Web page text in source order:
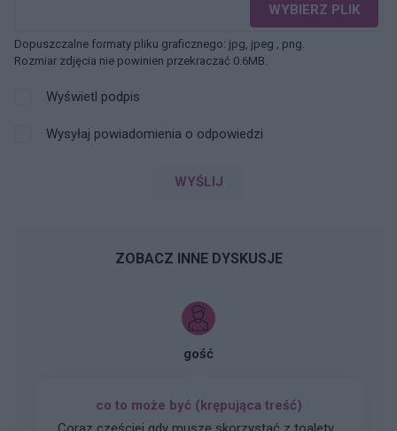
WYBIERZ PLIK
Dopuszczalne formaty pliku graficznego: jpg, jpeg , png.
Rozmiar zdjęcia nie powinien przekraczać 0.6MB.
Wyświetl podpis
Wysyłaj powiadomienia o odpowiedzi
WYŚLIJ
ZOBACZ INNE DYSKUSJE
gość
co to może być (krępująca treść)